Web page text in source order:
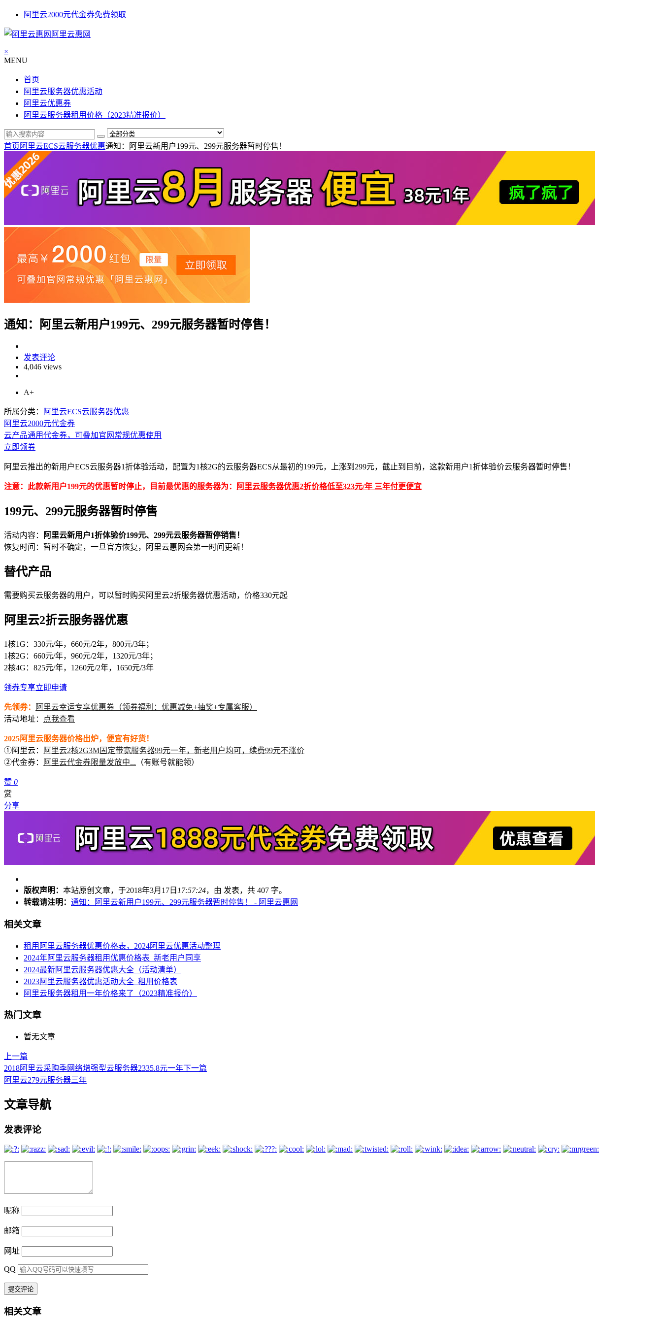
阿里云2000元代金券免费领取
阿里云惠网
×
MENU
首页
阿里云服务器优惠活动
阿里云优惠券
阿里云服务器租用价格（2023精准报价）
首页 阿里云ECS云服务器优惠通知：阿里云新用户199元、299元服务器暂时停售！
通知：阿里云新用户199元、299元服务器暂时停售！
发表评论
4,046 views
A+
所属分类：
阿里云ECS云服务器优惠
阿里云2000元代金券
云产品通用代金券，可叠加官网常规优惠使用
立即领券
阿里云推出的新用户ECS云服务器1折体验活动，配置为1核2G的云服务器ECS从最初的199元，上涨到299元，截止到目前，这款新用户1折体验价云服务器暂时停售！
注意：此款新用户199元的优惠暂时停止，目前最优惠的服务器为： 阿里云服务器优惠2折价格低至323元/年 三年付更便宜
199元、299元服务器暂时停售
活动内容：
阿里云新用户1折体验价199元、299元云服务器暂停销售！
恢复时间：暂时不确定，一旦官方恢复，阿里云惠网会第一时间更新！
替代产品
需要购买云服务器的用户，可以暂时购买阿里云2折服务器优惠活动，价格330元起
阿里云2折云服务器优惠
1核1G：330元/年，660元/2年，800元/3年；
1核2G：660元/年，960元/2年，1320元/3年；
2核4G：825元/年，1260元/2年，1650元/3年
领券专享立即申请
先领券：
阿里云幸运专享优惠券（领券福利：优惠减免+抽奖+专属客服）
活动地址：
点我查看
2025阿里云服务器价格出炉，便宜有好货！
①阿里云：
阿里云2核2G3M固定带宽服务器99元一年，新老用户均可，续费99元不涨价
②代金券：
阿里云代金券限量发放中... （有账号就能领）
赞 0
赏
分享
版权声明： 本站原创文章，于2018年3月17日 17:57:24，由 发表，共 407 字。
转载请注明： 通知：阿里云新用户199元、299元服务器暂时停售！ - 阿里云惠网
相关文章
租用阿里云服务器优惠价格表，2024阿里云优惠活动整理
2024年阿里云服务器租用优惠价格表_新老用户同享
2024最新阿里云服务器优惠大全（活动清单）
2023阿里云服务器优惠活动大全_租用价格表
阿里云服务器租用一年价格来了（2023精准报价）
热门文章
暂无文章
上一篇
2018阿里云采购季网络增强型云服务器2335.8元一年下一篇
阿里云279元服务器三年
文章导航
发表评论
昵称
邮箱
网址
QQ
相关文章